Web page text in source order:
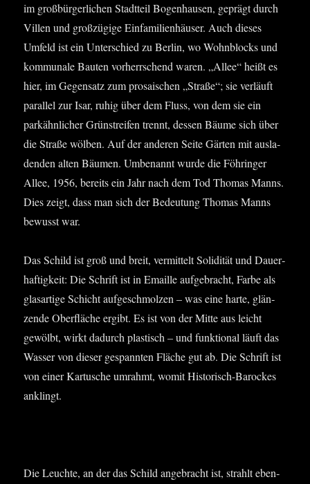
im groß­bür­ger­li­chen Stadt­teil Bogen­hau­sen, geprägt durch
Vil­len und groß­zü­gi­ge Ein­fa­mi­li­en­häu­ser. Auch die­ses
Umfeld ist ein Unter­schied zu Ber­lin, wo Wohn­blocks und
kom­mu­na­le Bau­ten vor­herr­schend waren. „Allee“ heißt es
hier, im Gegen­satz zum pro­sa­ischen „Stra­ße“; sie ver­läuft
par­al­lel zur Isar, ruhig über dem Fluss, von dem sie ein
park­ähn­li­cher Grün­strei­fen trennt, des­sen Bäu­me sich über
die Stra­ße wöl­ben. Auf der ande­ren Sei­te Gär­ten mit aus­la­
den­den alten Bäu­men. Umbe­nannt wur­de die Föh­rin­ger
Allee, 1956, bereits ein Jahr nach dem Tod Tho­mas Manns.
Dies zeigt, dass man sich der Bedeu­tung Tho­mas Manns
bewusst war.
Das Schild ist groß und breit, ver­mit­telt Soli­di­tät und Dau­er­
haf­tig­keit: Die Schrift ist in Email­le auf­ge­bracht, Far­be als
glas­ar­ti­ge Schicht auf­ge­schmol­zen – was eine har­te, glän­
zen­de Ober­flä­che ergibt. Es ist von der Mit­te aus leicht
gewölbt, wirkt dadurch plas­tisch – und funk­tio­nal läuft das
Was­ser von die­ser gespann­ten Flä­che gut ab. Die Schrift ist
von einer Kar­tu­sche umrahmt, womit His­to­risch-Baro­ckes
anklingt.
Die Leuch­te, an der das Schild ange­bracht ist, strahlt eben­